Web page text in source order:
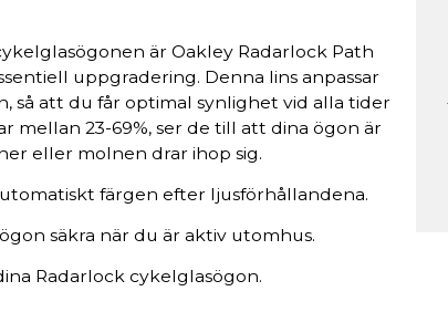
är Oakley Radarlock Path
uppgradering. Denna lins anpassar
så att du får optimal synlighet vid alla tider
mellan 23-69%, ser de till att dina ögon är
eller molnen drar ihop sig.
färgen efter ljusförhållandena.
säkra när du är aktiv utomhus.
Radarlock cykelglasögon.